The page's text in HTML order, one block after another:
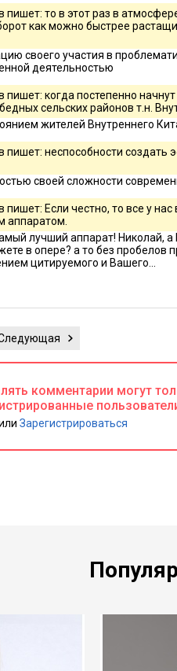
пишет: то в этот раз в
как можно быстрее
своего участия в
деятельностью
пишет: когда постепенно
сельских районов т.н.
жителей Внутреннего
пишет: неспособности
своей сложности
Если честно, то все у нас
аппаратом.
лучший аппарат! Николай,
в опере? а то без пробелов
цитируемого и Вашего...
комментарии могут
Зарегистрироваться